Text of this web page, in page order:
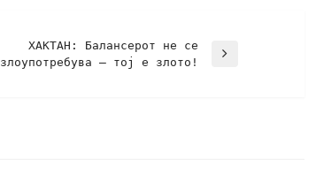
ХАКТАН: Балансерот не се
злоупотребува – тој е злото!